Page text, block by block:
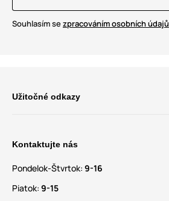
Souhlasím sezpracováním osobních údajů
Užitočné odkazy
Kontaktujte nás
Pondelok-Štvrtok: 9-16
Piatok: 9-15